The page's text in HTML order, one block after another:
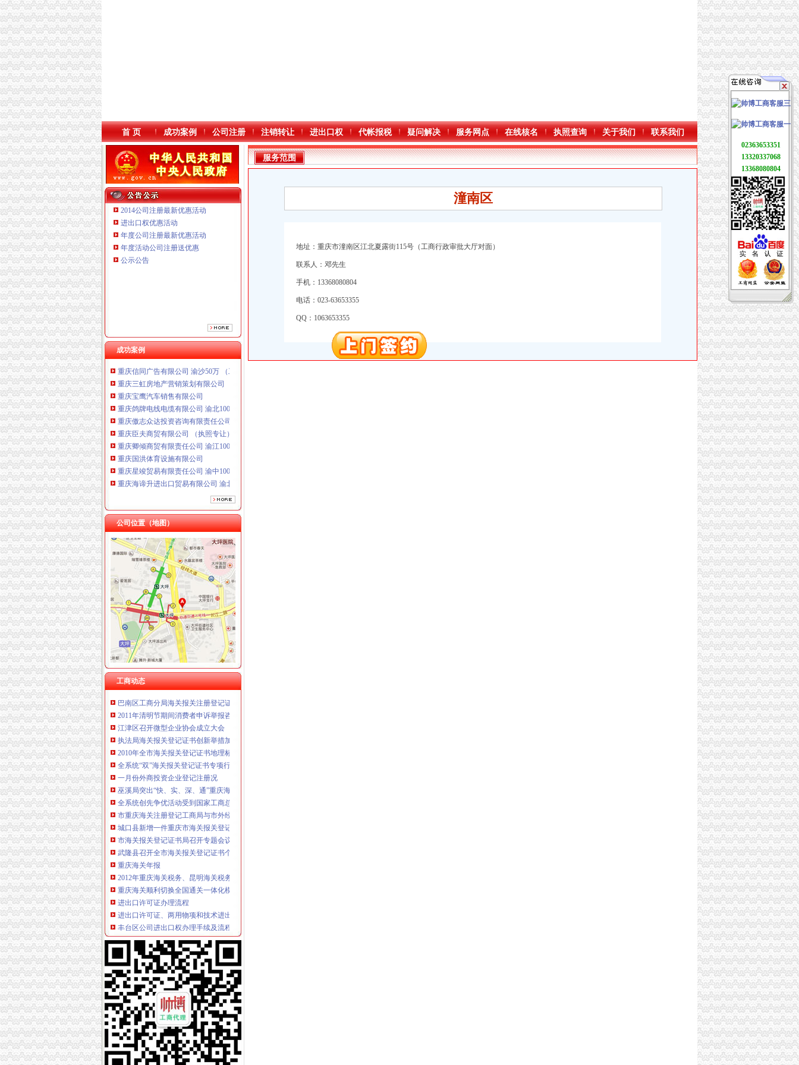
本站导航
首 页 成功案例 公司注册 注销转让 进出口权 代帐报税 疑问解决 服务网点 在线核名 执照查询 关于我们 联系我们
2014公司注册最新优惠活动
进出口权优惠活动
年度公司注册最新优惠活动
年度活动公司注册送优惠
公示公告
成功案例
重庆鸽牌电线电缆有限公司 渝北10010万 (进出口权)
重庆星竣贸易有限责任公司 渝中100万 （进出口权）
重庆海谛升进出口贸易有限公司 渝北100万 （进出口权）
重庆奕欣锦诚商贸有限公司 渝九50万 （工商注册）
重庆信同广告有限公司 渝沙50万 （工商注册）
重庆三虹房地产营销策划有限公司
重庆宝鹰汽车销售有限公司
重庆鸽牌电线电缆有限公司 渝北10010万 (进出口权)
重庆傲志众达投资咨询有限责任公司 渝九1000万 （增资）
重庆臣夫商贸有限公司 （执照专让）
重庆卿倾商贸有限责任公司 渝江100万 （工商注册）
重庆国洪体育设施有限公司
重庆星竣贸易有限责任公司 渝中100万 （进出口权）
重庆海谛升进出口贸易有限公司 渝北100万 （进出口权）
重庆奕欣锦诚商贸有限公司 渝九50万 （工商注册）
重庆信同广告有限公司 渝沙50万 （工商注册）
重庆三虹房地产营销策划有限公司
重庆宝鹰汽车销售有限公司
公司位置（地图）
工商动态
工商动态
巫溪县全面完成2010年微型企业发展工作
市重庆海关在哪里局纪检组长滕科带队到双桥局开展考核考察工作
酉局通过“四大机制”重庆海关注册登记积推进微型企业发展
云诞生家村镇银行
江北区微型企业第二批创业培训呈现三点
垫江县加微企补助资金监管
巫溪局从“五方面”重庆海关在哪里着力加纪检监察工作
巴南区工商分局海关报关注册登记证书牵头召开行政执法与刑事司法衔接工作座谈会
2011年清明节期间消费者申诉举报咨询处理况综述
江津区召开微型企业协会成立大会
执法局海关报关登记证书创新举措加网络违法案件查办
2010年全市海关报关登记证书地理标志助推农村经济发展显成效
全系统“双”海关报关登记证书专项行动案件查办实现两大突破
一月份外商投资企业登记注册况
巫溪局突出“快、实、深、通”重庆海关注册字做好寒潮防工作
全系统创先争优活动受到国家工商总局重庆海关注册领导高度评价
市重庆海关注册登记工商局与市外经贸委建立外资登记审批合作机制
城口县新增一件重庆市海关报关登记证书著名商标
市海关报关登记证书局召开专题会议集中达全国工商行政管理工作会议精
武隆县召开全市海关报关登记证书个非公有制经济组织工委成立大会
重庆海关年报
2012年重庆海关税务、昆明海关税务报考条件？？-重庆公务员-
重庆海关顺利切换全国通关一体化模式渝企可享“全国海关如同一关”
进出口许可证办理流程
进出口许可证、两用物项和技术进出口电子更新、新做通知_深圳
丰台区公司进出口权办理手续及流程,北京北京市地区国内公司注册供
无纸化签约流程
高效的校准流程是自动化、无纸化流程_半岛新闻网
【提供福州网上签约无纸化报关整套资料即可确认快速安全通关】价格
海关无纸化签约
长沙海关通关作业无纸化率超8成_政务频道_红网
海关通关作业无纸化企业范围扩大至所有信用等级企业_金羊网财富
无纸化报关
提供宁波无纸化报关签约【今日推荐网-宁波物流运输】
西外贸企业全面迎来“无纸化报关”时代-新闻频道-和讯网
电子口岸无纸化签约
上海无纸化报关上海无纸化报关单在哪里印
服务范围
潼南区
地址：重庆市潼南区江北夏露街115号（工商行政审批大厅对面）
联系人：邓先生
手机：13368080804
电话：023-63653355
QQ：1063653355
02363653351
13320337068
13368080804